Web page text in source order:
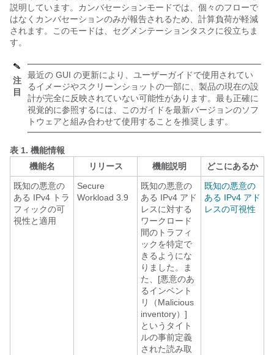
説明しています。カンバセーションモードでは、個々のフローで
はなくカンバセーションのみが報告されるため、計算負荷が軽減
されます。このモードは、セグメンテーションタスクに役立ちま
す。
注
目
最近の GUI の更新により、ユーザーガイドで使用されてい
るイメージやスクリーンショットの一部に、製品の現在の設
計が完全に反映されていない可能性があります。最も正確に
視覚的に参照するには、このガイドを最新バージョンのソフ
トウェアと組み合わせて使用することを推奨します。
表 1. 機能情報
機能名
リリース 機能説明
どこにあるか
既知の悪意の
ある IPv4 トラ
フィックの可
視性と適用
Secure
Workload 3.9
既知の悪意の
ある IPv4 アド
レスに対する
ワークロード
間のトラフィ
ックを特定で
きるようにな
りました。ま
た、[悪意のあ
るインベント
リ（Malicious
inventory）]
というタイト
ルの事前定義
された読み取
既知の悪意の
ある IPv4 アド
レスの可視性